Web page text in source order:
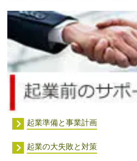
起業準備と事業計画
起業の大失敗と対策